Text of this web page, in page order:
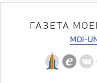
ГАЗЕТА
MOI-